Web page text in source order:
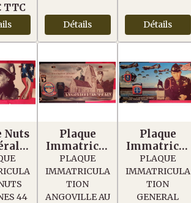
TTC
Détails Détails
Nuts
44
Plaque
Immatricul
ation
Angoville
Au Plain
PLAQUE
IMMATRICULA
TION
ANGOVILLE AU
Plaque
Immatricul
ation
Général
Gavin
PLAQUE
IMMATRICULA
TION
GENERAL